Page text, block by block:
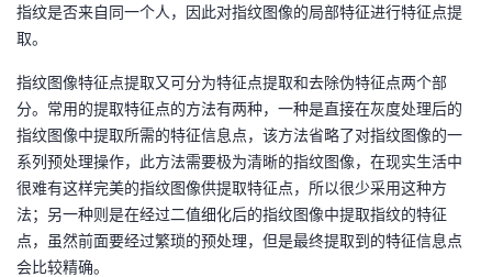
指纹是否来自同一个人，因此对指纹图像的局部特征进行特征点提
取。
指纹图像特征点提取又可分为特征点提取和去除伪特征点两个部
分。常用的提取特征点的方法有两种，一种是直接在灰度处理后的
指纹图像中提取所需的特征信息点，该方法省略了对指纹图像的一
系列预处理操作，此方法需要极为清晰的指纹图像，在现实生活中
很难有这样完美的指纹图像供提取特征点，所以很少采用这种方
法；另一种则是在经过二值细化后的指纹图像中提取指纹的特征
点，虽然前面要经过繁琐的预处理，但是最终提取到的特征信息点
会比较精确。